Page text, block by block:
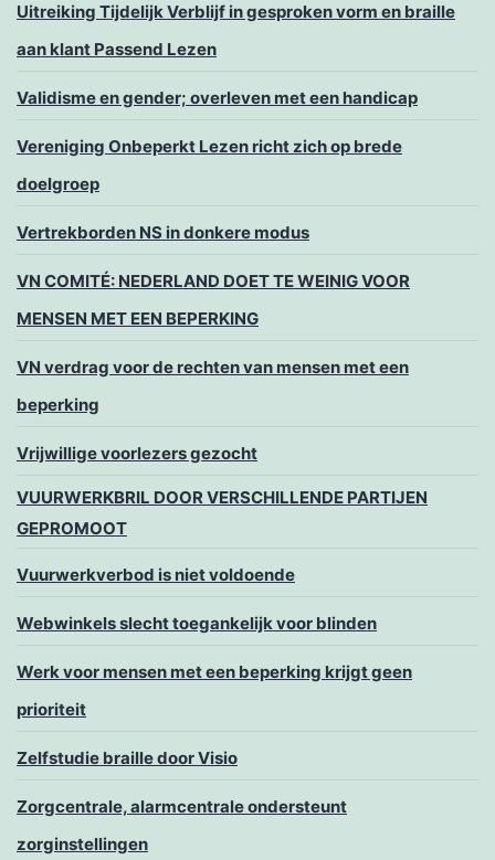
Uitreiking Tijdelijk Verblijf in gesproken vorm en braille
aan klant Passend Lezen
Validisme en gender; overleven met een handicap
Vereniging Onbeperkt Lezen richt zich op brede
doelgroep
Vertrekborden NS in donkere modus
VN COMITÉ: NEDERLAND DOET TE WEINIG VOOR
MENSEN MET EEN BEPERKING
VN verdrag voor de rechten van mensen met een
beperking
Vrijwillige voorlezers gezocht
VUURWERKBRIL DOOR VERSCHILLENDE PARTIJEN
GEPROMOOT
Vuurwerkverbod is niet voldoende
Webwinkels slecht toegankelijk voor blinden
Werk voor mensen met een beperking krijgt geen
prioriteit
Zelfstudie braille door Visio
Zorgcentrale, alarmcentrale ondersteunt
zorginstellingen